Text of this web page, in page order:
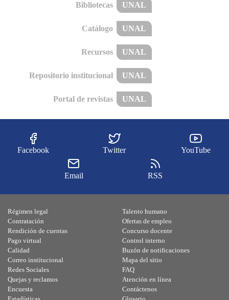
Bibliotecas UNAL
Catálogo UNAL
Recursos UNAL
Repositorio institucional UNAL
Portal de revistas UNAL
Facebook Twitter YouTube
Email RSS
Régimen legal
Contratación
Rendición de cuentas
Pago virtual
Calidad
Talento humano
Ofertas de empleo
Concurso docente
Control interno
Buzón de notificaciones
Correo institucional
Redes Sociales
Quejas y reclamos
Encuesta
Mapa del sitio
FAQ
Atención en línea
Contáctenos